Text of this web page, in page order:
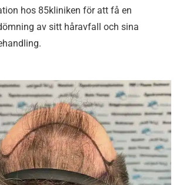
hos 85kliniken för att få en
av sitt håravfall och sina